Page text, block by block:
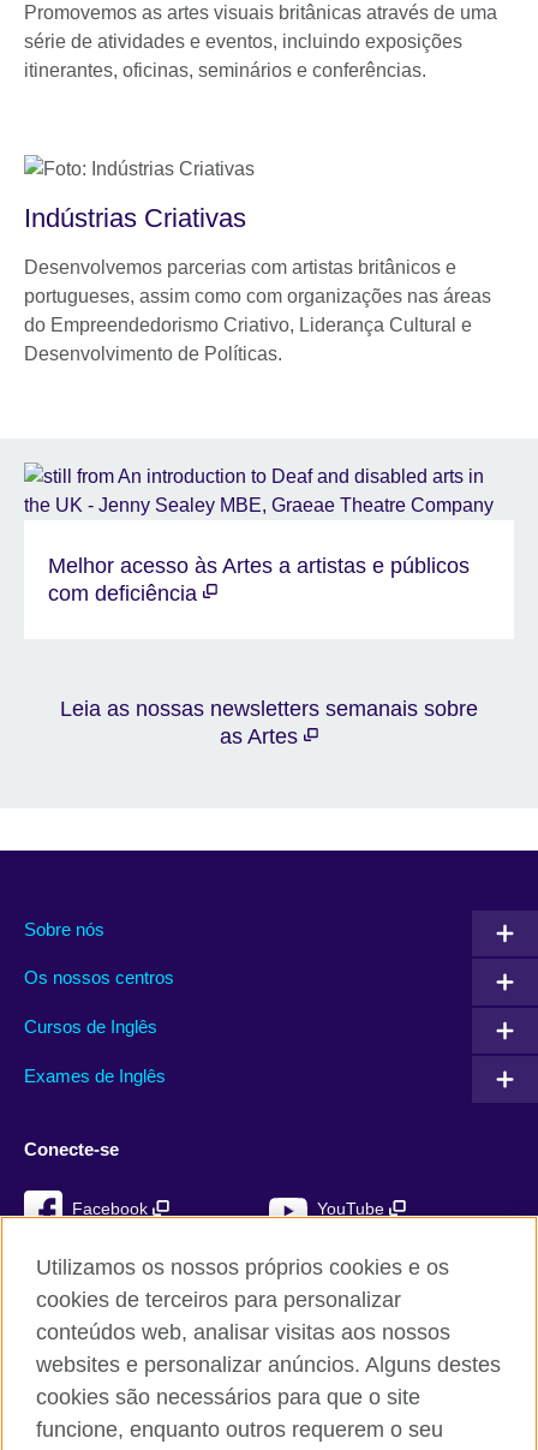
Promovemos as artes visuais britânicas através de uma
série de atividades e eventos, incluindo exposições
itinerantes, oficinas, seminários e conferências.
Indústrias Criativas
Desenvolvemos parcerias com artistas britânicos e
portugueses, assim como com organizações nas áreas
do Empreendedorismo Criativo, Liderança Cultural e
Desenvolvimento de Políticas.
Melhor acesso às Artes a artistas e públicos
com deficiência
Leia as nossas newsletters semanais sobre
as Artes
Sobre nós
Os nossos centros
Cursos de Inglês
Exames de Inglês
Conecte-se
Facebook YouTube
Instagram TikTok
British Council global
Utilizamos os nossos próprios cookies e os
cookies de terceiros para personalizar
conteúdos web, analisar visitas aos nossos
websites e personalizar anúncios. Alguns destes
cookies são necessários para que o site
funcione, enquanto outros requerem o seu